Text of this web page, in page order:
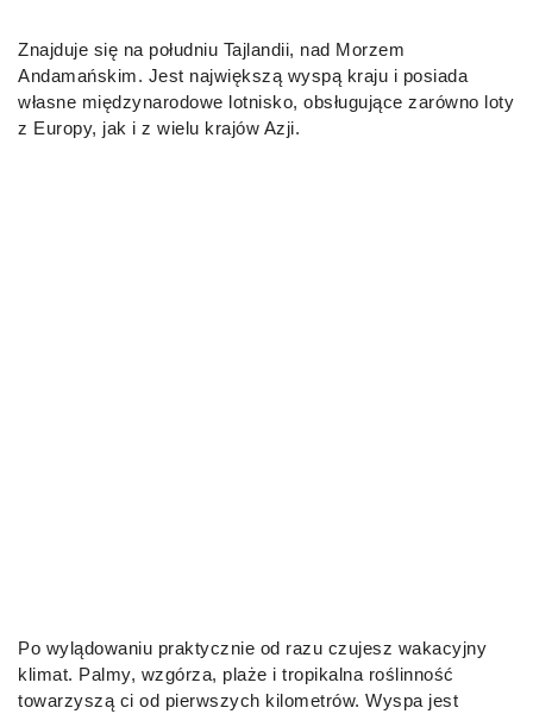
Znajduje się na południu Tajlandii, nad Morzem
Andamańskim. Jest największą wyspą kraju i posiada
własne międzynarodowe lotnisko, obsługujące zarówno loty
z Europy, jak i z wielu krajów Azji.
Po wylądowaniu praktycznie od razu czujesz wakacyjny
klimat. Palmy, wzgórza, plaże i tropikalna roślinność
towarzyszą ci od pierwszych kilometrów. Wyspa jest